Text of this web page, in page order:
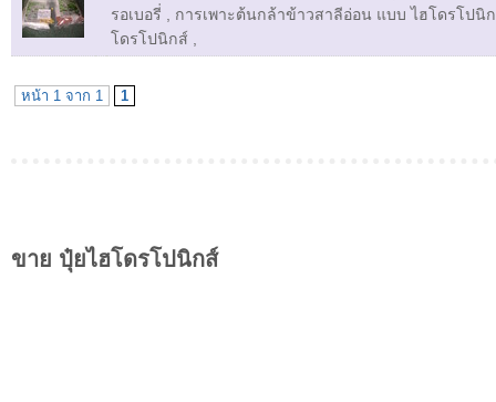
รอเบอรี่
การเพาะต้นกล้าข้าวสาลีอ่อน แบบ ไฮโดรโปนิ
โดรโปนิกส์
หน้า 1 จาก 1 1
ขาย ปุ๋ยไฮโดรโปนิกส์